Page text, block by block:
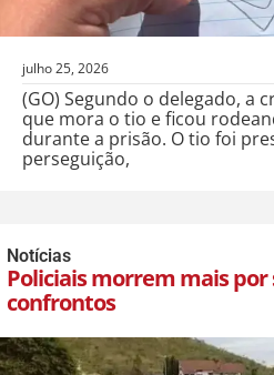
julho 25, 2026
(GO) Segundo o delegado, a
que mora o tio e ficou
durante a prisão. O tio foi
perseguição,
Notícias
Policiais morrem mais
confrontos